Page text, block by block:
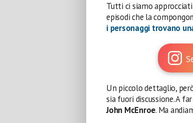
Tutti ci siamo
episodi che la
i personaggi trovano
Un piccolo dettaglio,
sia fuori discussione. A
John McEnroe. Ma